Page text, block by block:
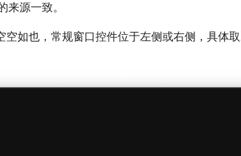
来源一致。
如也，常规窗口控件位于左侧或右侧，具体取